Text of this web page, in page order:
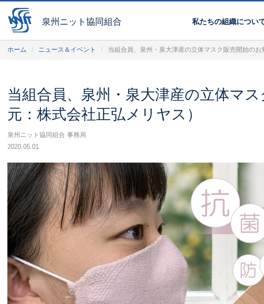
泉州ニット協同組合 私たちの組織につい
ホーム ニュース＆イベント 当組合員、泉州・泉大津産の立体マスク販売開始の
当組合員、泉州・泉大津産の立体マ
元：株式会社正弘メリヤス）
泉州ニット協同組合 事務局
2020.05.01